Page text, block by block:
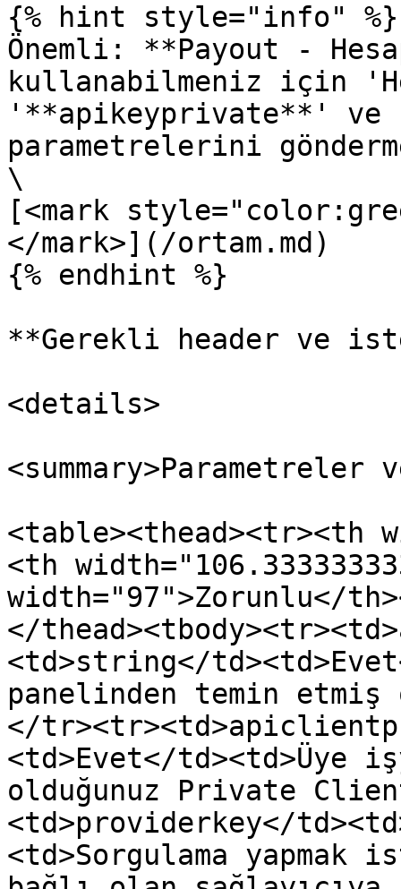
{% hint style="info" %}
Önemli: **Payout -
kullanabilmeniz için
'**apikeyprivate**'
parametrelerini
\
[<mark
</mark>](/ortam.md)
{% endhint %}
**Gerekli header ve
<details>
<summary>Parametreler
<table><thead><tr><th
<th
width="97">Zorunlu</
</
<td>string</
panelinden temin
</
<td>Evet</td><td>Üye
olduğunuz Private
<td>providerkey</
<td>Sorgulama yapmak